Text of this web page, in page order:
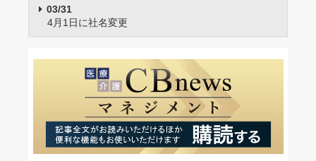
03/31
4月1日に社名変更